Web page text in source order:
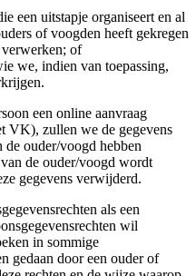
een uitstapje organiseert en al
of voogden heeft gekregen
verwerken; of
we, indien van toepassing,
een online aanvraag
VK), zullen we de gegevens
de ouder/voogd hebben
de ouder/voogd wordt
gegevens verwijderd.
als een
wil
in sommige
gedaan door een ouder of